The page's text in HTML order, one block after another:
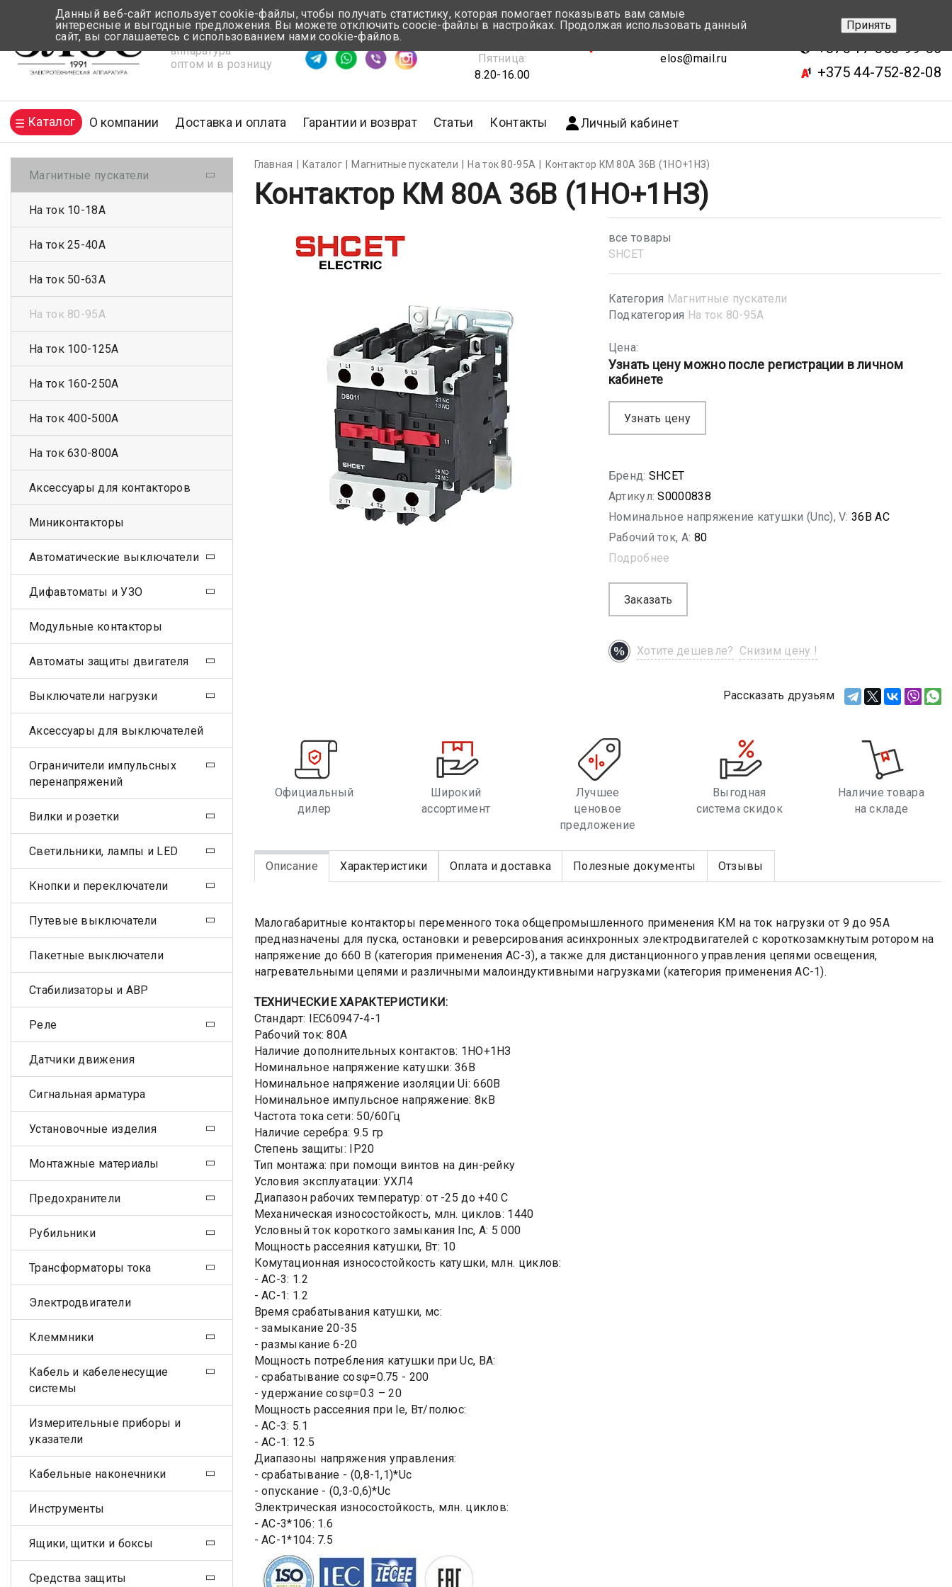
Электротехническая
аппаратура
оптом и в розницу
Время ответа ≈ 5 мин
Понедельник-Четверг:
Пятница:
8.20-16.00
elos@mail.ru
+375 17-343-46-70
+375 17-350-99-56
+375 44-752-82-08
Каталог О компании Доставка и оплата Гарантии и возврат Статьи Контакты Личный кабинет
Главная Каталог Магнитные пускатели На ток 80-95А Контактор КМ 80А 36В (1НО+1НЗ)
Контактор КМ 80А 36В (1НО+1НЗ)
все товары
SHСET
Категория Магнитные пускатели
Подкатегория На ток 80-95А
Цена:
Узнать цену можно после регистрации в личном
кабинете
Узнать цену
Бренд: SHСET
Артикул: S0000838
Номинальное напряжение катушки (Unc), V: 36B AC
Рабочий ток, A: 80
Подробнее
Заказать
Хотите дешевле? Снизим цену !
Рассказать друзьям
Официальный
дилер
Широкий
ассортимент
Лучшее
ценовое
предложение
Выгодная
система скидок
Наличие товара
на складе
Описание Характеристики Оплата и доставка Полезные документы Отзывы
Малогабаритные контакторы переменного тока общепромышленного применения КМ на ток нагрузки от 9 до 95А
предназначены для пуска, остановки и реверсирования асинхронных электродвигателей с короткозамкнутым ротором на
напряжение до 660 В (категория применения АС-3), а также для дистанционного управления цепями освещения,
нагревательными цепями и различными малоиндуктивными нагрузками (категория применения АС-1).
ТЕХНИЧЕСКИЕ ХАРАКТЕРИСТИКИ:
Стандарт: IEC60947-4-1
Рабочий ток: 80А
Наличие дополнительных контактов: 1HO+1НЗ
Номинальное напряжение катушки: 36В
Номинальное напряжение изоляции Ui: 660В
Номинальное импульсное напряжение: 8кВ
Частота тока сети: 50/60Гц
Наличие серебра: 9.5 гр
Степень защиты: IP20
Тип монтажа: при помощи винтов на дин-рейку
Условия эксплуатации: УХЛ4
Диапазон рабочих температур: от -25 до +40 С
Механическая износостойкость, млн. циклов: 1440
Условный ток короткого замыкания Inc, А: 5 000
Мощность рассеяния катушки, Вт: 10
Комутационная износостойкость катушки, млн. циклов:
- АС-3: 1.2
- АС-1: 1.2
Время срабатывания катушки, мс:
- замыкание 20-35
- размыкание 6-20
Мощность потребления катушки при Uc, ВА:
- срабатывание cosφ=0.75 - 200
- удержание cosφ=0.3 – 20
Мощность рассеяния при le, Вт/полюс:
- АС-3: 5.1
- АС-1: 12.5
Диапазоны напряжения управления:
- срабатывание - (0,8-1,1)*Uc
- опускание - (0,3-0,6)*Uc
Электрическая износостойкость, млн. циклов:
- АС-3*106: 1.6
- АС-1*104: 7.5
Магнитные пускатели
На ток 10-18А
На ток 25-40А
На ток 50-63А
На ток 80-95А
На ток 100-125А
На ток 160-250А
На ток 400-500А
На ток 630-800А
Аксессуары для контакторов
Миниконтакторы
Автоматические выключатели
Дифавтоматы и УЗО
Модульные контакторы
Автоматы защиты двигателя
Выключатели нагрузки
Аксессуары для выключателей
Ограничители импульсных
перенапряжений
Вилки и розетки
Светильники, лампы и LED
Кнопки и переключатели
Путевые выключатели
Пакетные выключатели
Стабилизаторы и АВР
Реле
Датчики движения
Сигнальная арматура
Установочные изделия
Монтажные материалы
Предохранители
Рубильники
Трансформаторы тока
Электродвигатели
Клеммники
Кабель и кабеленесущие
системы
Измерительные приборы и
указатели
Кабельные наконечники
Инструменты
Ящики, щитки и боксы
Средства защиты
Данный веб-сайт использует cookie-файлы, чтобы получать статистику, которая помогает показывать вам самые
интересные и выгодные предложения. Вы можете отключить coocie-файлы в настройках. Продолжая использовать данный
сайт, вы соглашаетесь с использованием нами cookie-файлов.
Принять